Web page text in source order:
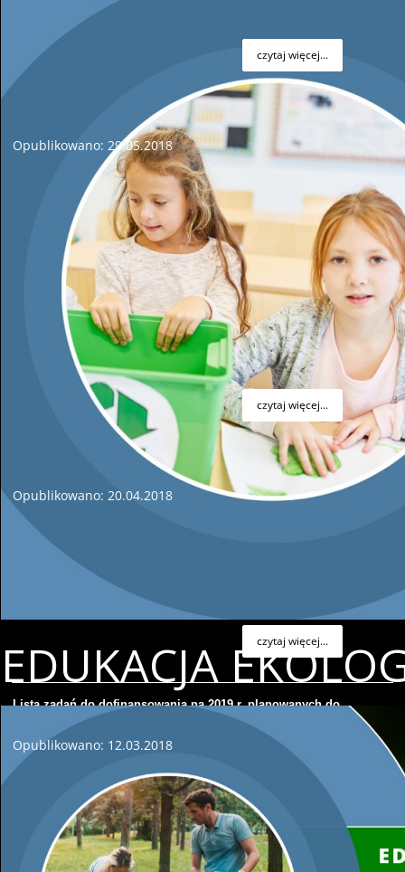
EDUKACJA
czytaj więcej...
Wojewódzkie obchody Święta Strażaka
Opublikowano: 29.05.2018
W dniu 26.05.2018 w Kielcach odbyły sięWojewódzkie
obchody Święta Strażaka . W trakcie uroczystości zostały
wręczone Odznaki za Zasługi dla Ochrony Przeciwpożarowej.
Są one nadawane przezMinistra Spraw Wewnętrznychna
wniosek Komendanta Głównego Państwowej Straży Pożarnej
osobom, które swą pracą i działalnością przyczyniły się w
sposób szczególny do rozwoju ochrony przeciwpożarowej,
zabezpieczenia życia i mienia obywateli oraz dorobku
materialnego i kulturalnego społeczeństwa.
czytaj więcej...
Zawieszenie programu "AURA"
Opublikowano: 20.04.2018
Prezes Zarządu Wojewódzkiego Funduszu Ochrony
Środowiska i Gospodarki Wodnej w Kielcach informuje, iż w
wyniku złożenia dużej ilości wniosków wyczerpuje się pula
środków przeznaczonych na realizację programu
czytaj więcej...
Lista zadań do dofinansowania na 2019 r. planowanych do
realizacji przez państwowe jednostki budżetowe.
Opublikowano: 12.03.2018
Zarząd Wojewódzkiego Funduszu Ochrony Środowiska i
Gospodarki Wodnej w Kielcach informuje, że przystępuje do
prac nad tworzeniem listy zadań do dofinansowania w 2019
roku, planowanych do realizacji przezpaństwowe jednostki
budżetowe.